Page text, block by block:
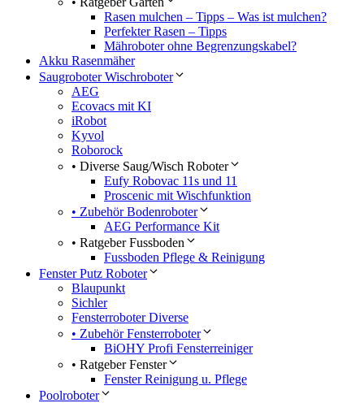
Rasen mulchen – Tipps – Was ist mulchen?
Perfekter Rasen – Tipps
Mähroboter ohne Begrenzungskabel?
Akku Rasenmäher
Saugroboter Wischroboter
AEG
Ecovacs mit KI
iRobot
Kyvol
Roborock
• Diverse Saug/Wisch Roboter
Eufy Robovac 11s und 11
Proscenic mit Wischfunktion
• Zubehör Bodenroboter
AEG Performance Kit
• Ratgeber Fussboden
Fussboden Pflege & Reinigung
Fenster Putz Roboter
Blaupunkt
Sichler
Fensterroboter Diverse
• Zubehör Fensterroboter
BiOHY Profi Fensterreiniger
• Ratgeber Fenster
Fenster Reinigung u. Pflege
Poolroboter